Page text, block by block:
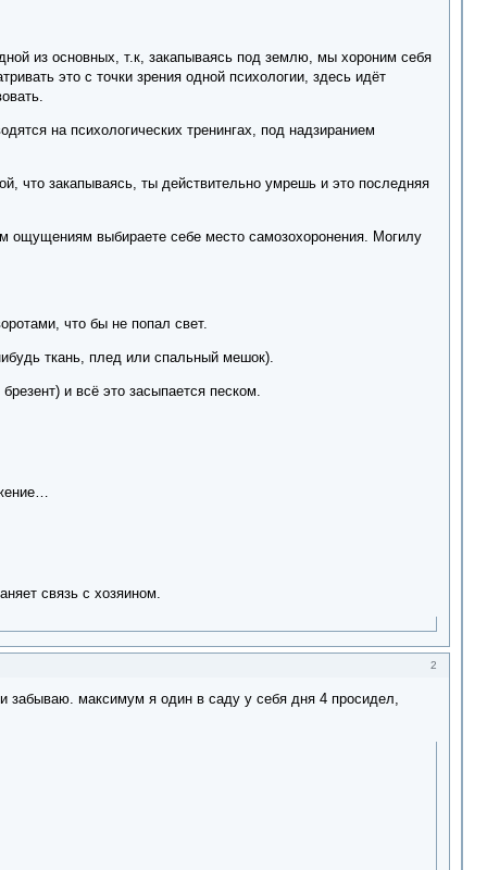
из основных, т.к, закапываясь под землю, мы хороним себя
это с точки зрения одной психологии, здесь идёт
на психологических тренингах, под надзиранием
что закапываясь, ты действительно умрешь и это последняя
ощущениям выбираете себе место самозохоронения. Могилу
что бы не попал свет.
ткань, плед или спальный мешок).
и всё это засыпается песком.
связь с хозяином.
2
забываю. максимум я один в саду у себя дня 4 просидел,